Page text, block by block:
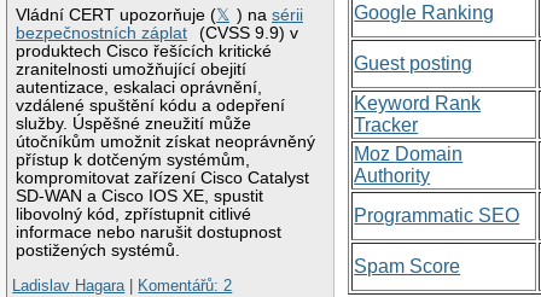
Vládní CERT upozorňuje (𝕏 ) nasérii
bezpečnostních záplat
(CVSS 9.9) v
produktech Cisco řešících kritické
zranitelnosti umožňující obejití
autentizace, eskalaci oprávnění,
vzdálené spuštění kódu a odepření
služby. Úspěšné zneužití může
útočníkům umožnit získat neoprávněný
přístup k dotčeným systémům,
kompromitovat zařízení Cisco Catalyst
SD-WAN a Cisco IOS XE, spustit
libovolný kód, zpřístupnit citlivé
informace nebo narušit dostupnost
postižených systémů.
Ladislav Hagara| Komentářů: 2
Google Ranking
Guest posting
Keyword Rank
Tracker
Moz Domain
Authority
Programmatic SEO
Spam Score